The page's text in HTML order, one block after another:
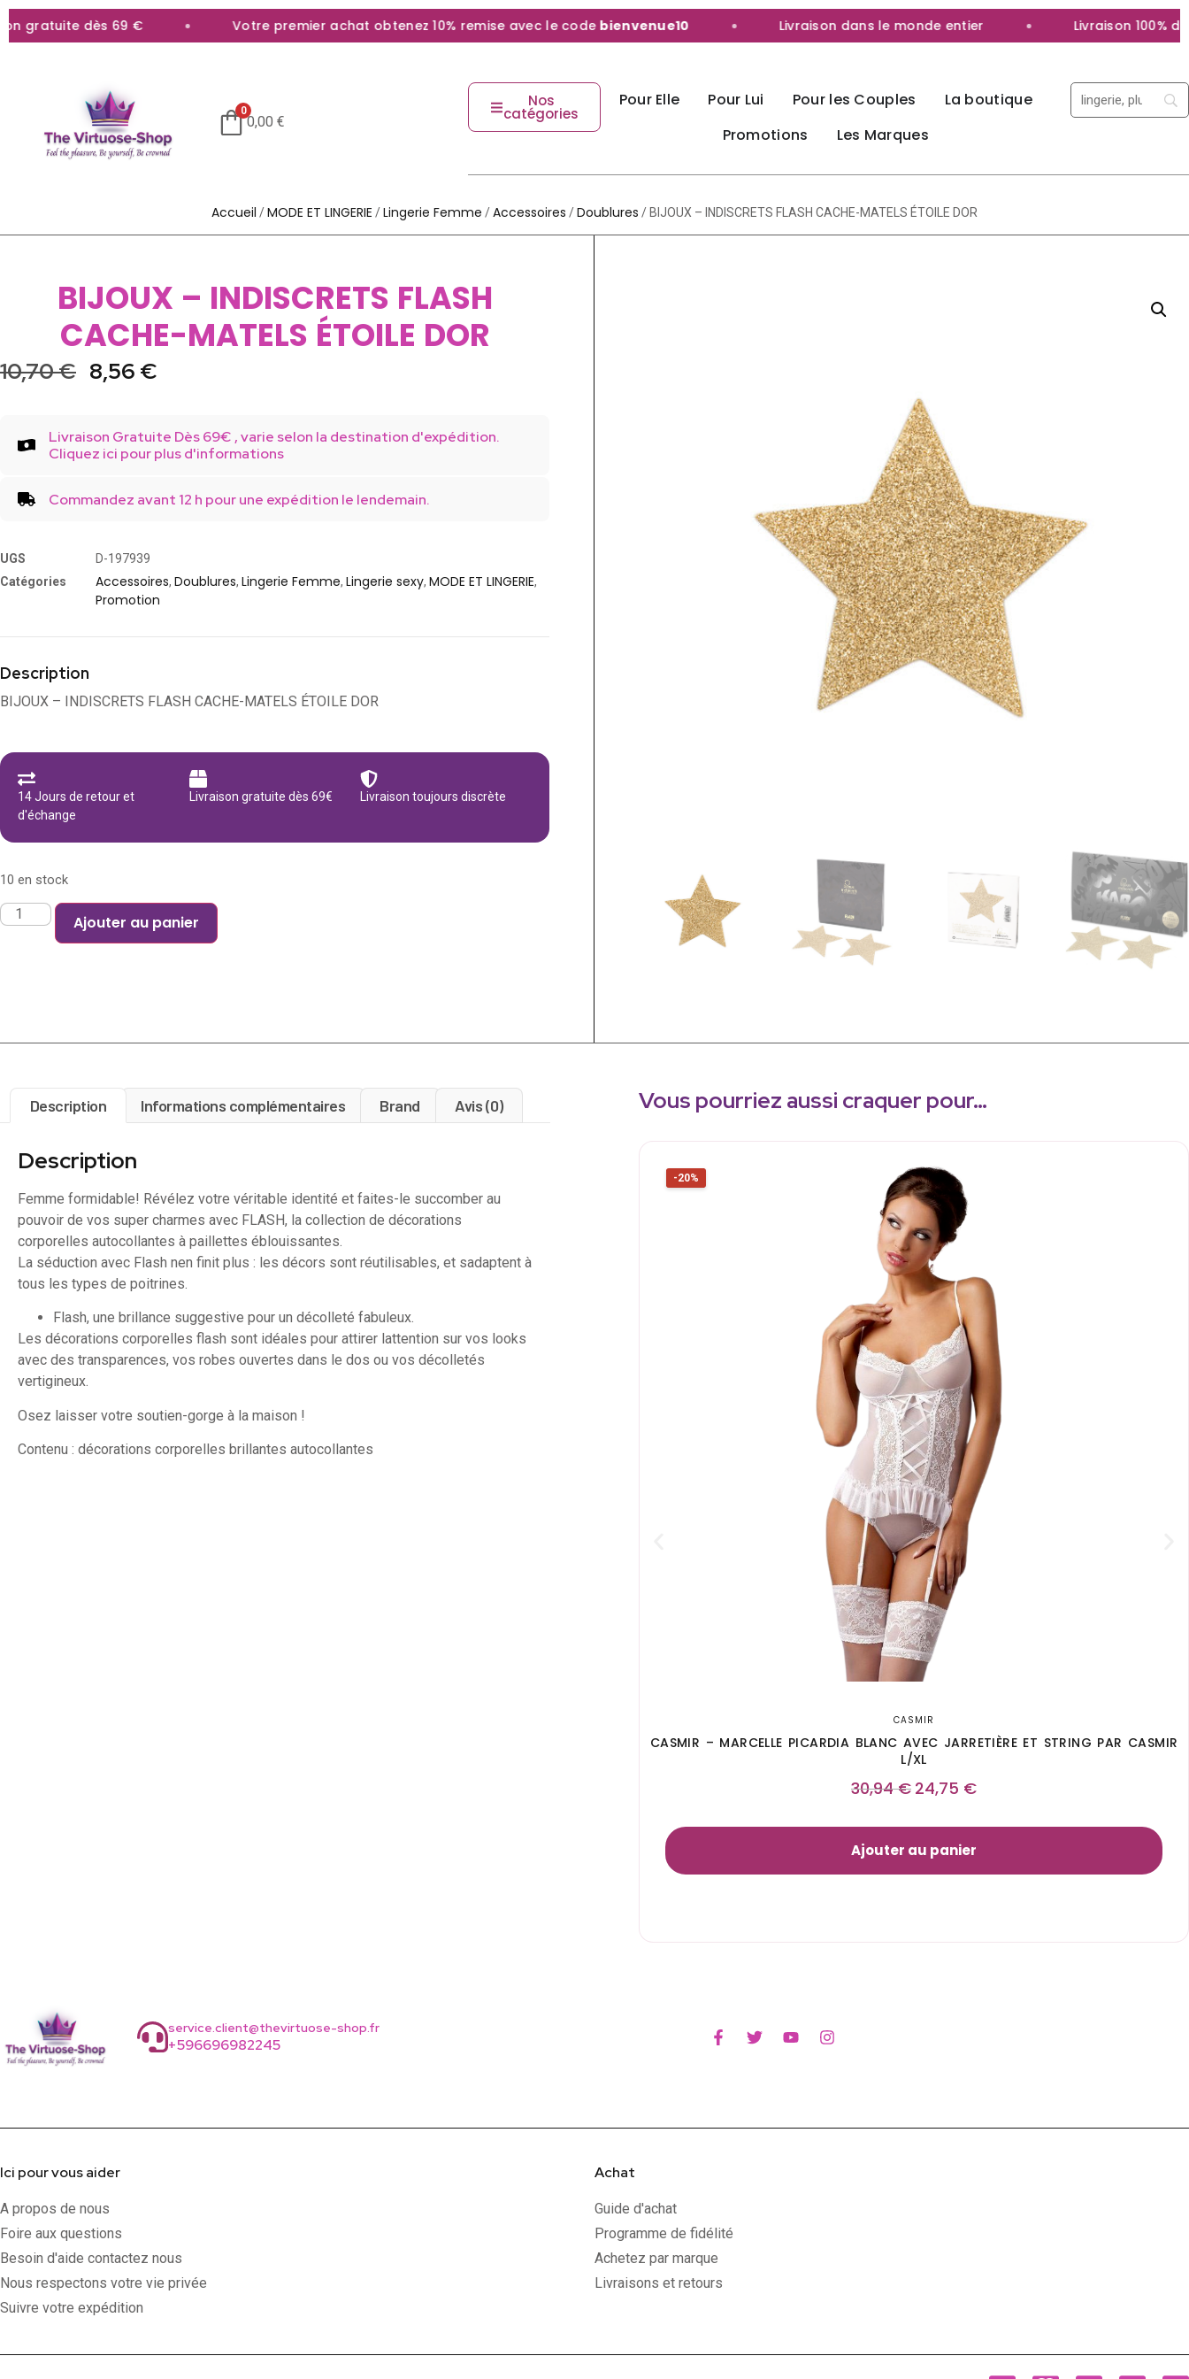
gratuite dès 69 € Votre premier achat obtenez 10% remise avec le code bienvenue10 Livraison dans le monde entier Livraison 100%
0
0,00€
Nos
catégories
Pour Elle Pour Lui Pour les Couples
La boutique
Promotions
Les Marques
Accueil /MODE ET LINGERIE /Lingerie Femme /Accessoires /Doublures / BIJOUX – INDISCRETS FLASH CACHE-MATELS ÉTOILE DOR
BIJOUX – INDISCRETS FLASH
CACHE-MATELS ÉTOILE DOR
10,70€ 8,56 €
Livraison Gratuite Dès 69€ , varie selon la destination d'expédition.
Cliquez ici pour plus d'informations
Commandez avant 12 h pour une expédition le lendemain.
UGS
D-197939
Catégories
Accessoires, Doublures, Lingerie Femme, Lingerie sexy, MODE ET LINGERIE,
Promotion
Description
BIJOUX – INDISCRETS FLASH CACHE-MATELS ÉTOILE DOR
14 Jours de retour et
d'échange
Livraison gratuite dès 69€ Livraison toujours discrète
10 en stock
Ajouter au panier
Description Informations complémentaires Brand Avis (0)
Description
Femme formidable! Révélez votre véritable identité et faites-le succomber au
pouvoir de vos super charmes avec FLASH, la collection de décorations
corporelles autocollantes à paillettes éblouissantes.
La séduction avec Flash nen finit plus : les décors sont réutilisables, et sadaptent à
tous les types de poitrines.
Flash, une brillance suggestive pour un décolleté fabuleux.
Les décorations corporelles flash sont idéales pour attirer lattention sur vos looks
avec des transparences, vos robes ouvertes dans le dos ou vos décolletés
vertigineux.
Osez laisser votre soutien-gorge à la maison !
Contenu : décorations corporelles brillantes autocollantes
Vous pourriez aussi craquer pour…
-20%
CASMIR
CASMIR – MARCELLE PICARDIA BLANC AVEC JARRETIÈRE ET STRING PAR CASMIR
L/XL
30,94€ 24,75 €
Ajouter au panier
service.client@thevirtuose-shop.fr
+596696982245
Ici pour vous aider
A propos de nous
Foire aux questions
Besoin d'aide contactez nous
Nous respectons votre vie privée
Suivre votre expédition
Achat
Guide d'achat
Programme de fidélité
Achetez par marque
Livraisons et retours